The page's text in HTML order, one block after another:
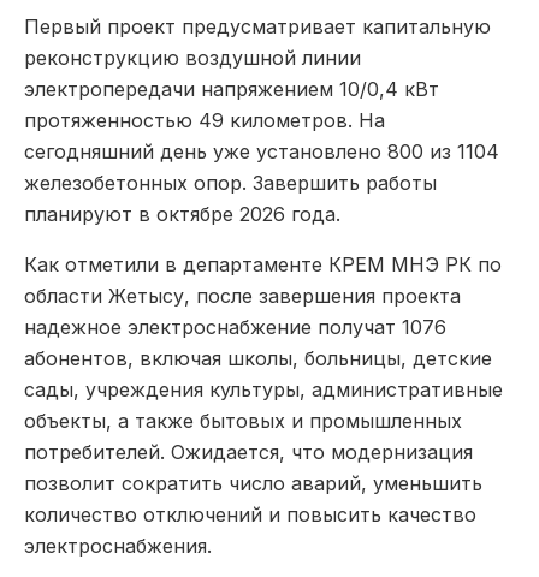
Первый проект предусматривает капитальную
реконструкцию воздушной линии
электропередачи напряжением 10/0,4 кВт
протяженностью 49 километров. На
сегодняшний день уже установлено 800 из 1104
железобетонных опор. Завершить работы
планируют в октябре 2026 года.
Как отметили в департаменте КРЕМ МНЭ РК по
области Жетысу, после завершения проекта
надежное электроснабжение получат 1076
абонентов, включая школы, больницы, детские
сады, учреждения культуры, административные
объекты, а также бытовых и промышленных
потребителей. Ожидается, что модернизация
позволит сократить число аварий, уменьшить
количество отключений и повысить качество
электроснабжения.